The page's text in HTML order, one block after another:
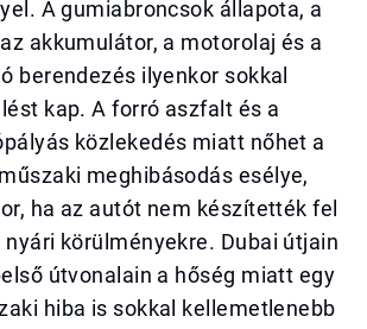
A gumiabroncsok állapota, a
akkumulátor, a motorolaj és a
berendezés ilyenkor sokkal
kap. A forró aszfalt és a
közlekedés miatt nőhet a
meghibásodás esélye,
ha az autót nem készítették fel
körülményekre. Dubai útjain
útvonalain a hőség miatt egy
hiba is sokkal kellemetlenebb